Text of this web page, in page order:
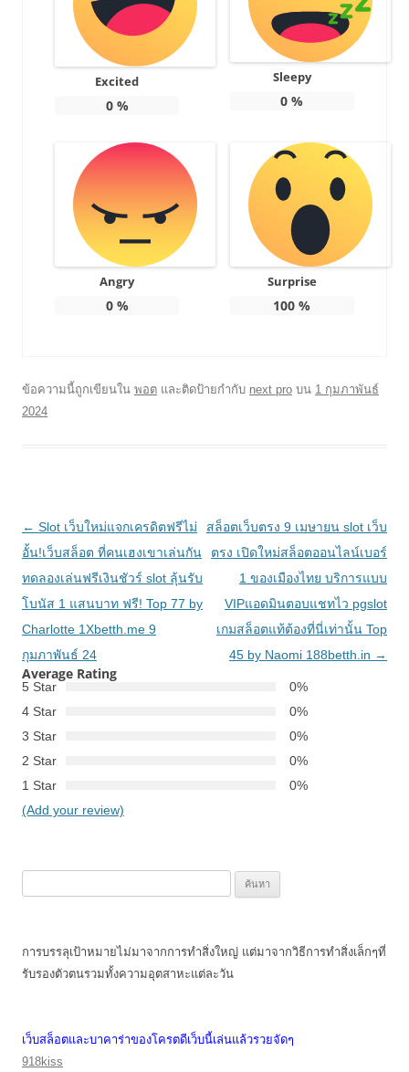
Excited
0%
Sleepy
0 %
Angry
0%
Surprise
100 %
ข้อความนี้ถูกเขียนใน พอต และติดป้ายกำกับ next pro บน 1 กุมภาพันธ์
2024
เมนู
นำทาง
เรื่อง
← Slot เว็บใหม่แจกเครดิตฟรีไม่
อั้น!เว็บสล็อต ที่คนเฮงเขาเล่นกัน
ทดลองเล่นฟรีเงินชัวร์ slot ลุ้นรับ
โบนัส 1 แสนบาท ฟรี! Top 77 by
Charlotte 1Xbetth.me 9
กุมภาพันธ์ 24
สล็อตเว็บตรง 9 เมษายน slot เว็บ
ตรง เปิดใหม่สล็อตออนไลน์เบอร์
1 ของเมืองไทย บริการแบบ
VIPแอดมินตอบแชทไว pgslot
เกมสล็อตแท้ต้องที่นี่เท่านั้น Top
45 by Naomi 188betth.in →
Average Rating
5 Star
0%
4 Star
0%
3 Star
0%
2 Star
0%
1 Star
0%
(Add your review)
การบรรลุเป้าหมายไม่มาจากการทำสิ่งใหญ่ แต่มาจากวิธีการทำสิ่งเล็กๆที่
รับรองตัวตนรวมทั้งความอุตสาหะแต่ละวัน
เว็บสล็อตและบาคาร่าของโครตดีเว็บนี้เล่นแล้วรวยจัดๆ
918kiss